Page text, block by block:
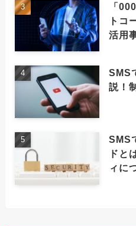
「
トコ
活用
SMS
説！
SMS
ドと
ィに